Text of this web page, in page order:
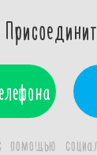
помощью